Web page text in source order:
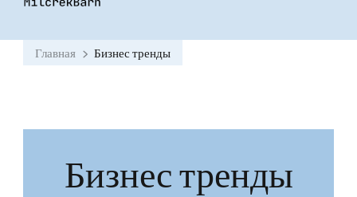
Главная Бизнес тренды
Бизнес тренды